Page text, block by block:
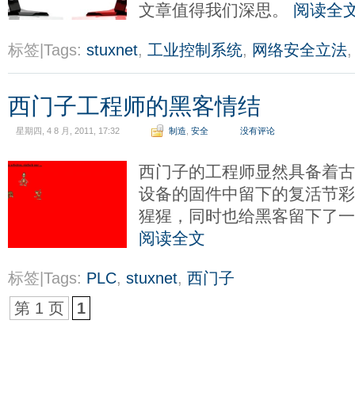
文章值得我们深思。 阅读全
标签|Tags: stuxnet, 工业控制系统, 网络安全立法
西门子工程师的黑客情结
星期四, 4 8 月, 2011, 17:32 制造 安全 没有评论
西门子的工程师显然具备着
设备的固件中留下的复活节
猩猩，同时也给黑客留下了
阅读全文
标签|Tags: PLC, stuxnet, 西门子
第 1 页
1